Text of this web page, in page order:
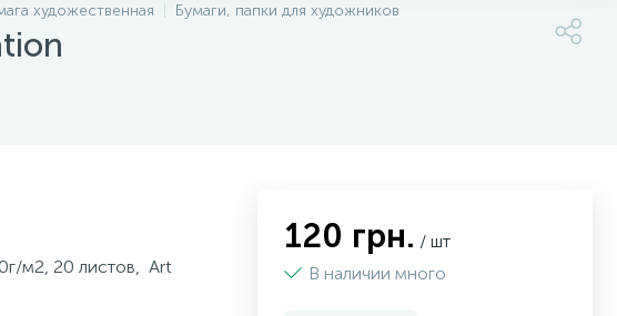
художественная Бумаги, папки для художников
м2, 20 листов, Art
120 грн. / шт
В наличии много